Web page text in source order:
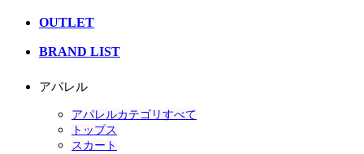
OUTLET
BRAND LIST
アパレル
アパレルカテゴリすべて
トップス
スカート